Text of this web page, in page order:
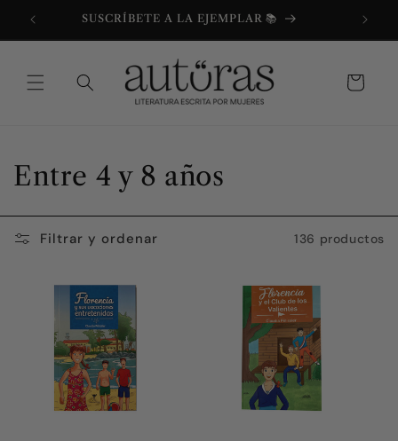
directamenteSUSCRÍBETE A LA EJEMPLAR 📚
Carrito
C
o
l
Entre 4 y 8 años
Filtrar y ordenar 136 productos